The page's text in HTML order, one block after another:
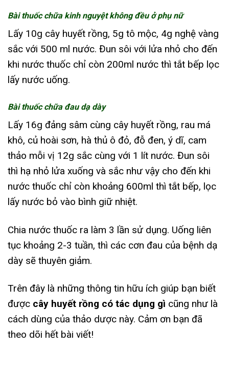
Bài thuốc chữa kinh nguyệt không đều ở phụ nữ
Lấy 10g cây huyết rồng, 5g tô mộc, 4g nghệ vàng
sắc với 500 ml nước. Đun sôi với lửa nhỏ cho đến
khi nước thuốc chỉ còn 200ml nước thì tắt bếp lọc
lấy nước uống.
Bài thuốc chữa đau dạ dày
Lấy 16g đảng sâm cùng cây huyết rồng, rau má
khô, củ hoài sơn, hà thủ ô đỏ, đỗ đen, ý dĩ, cam
thảo mỗi vị 12g sắc cùng với 1 lít nước. Đun sôi
thì hạ nhỏ lửa xuống và sắc như vậy cho đến khi
nước thuốc chỉ còn khoảng 600ml thì tắt bếp, lọc
lấy nước bỏ vào bình giữ nhiệt.
Chia nước thuốc ra làm 3 lần sử dụng. Uống liên
tục khoảng 2-3 tuần, thì các cơn đau của bệnh dạ
dày sẽ thuyên giảm.
Trên đây là những thông tin hữu ích giúp bạn biết
được cây huyết rồng có tác dụng gì cũng như là
cách dùng của thảo dược này. Cảm ơn bạn đã
theo dõi hết bài viết!